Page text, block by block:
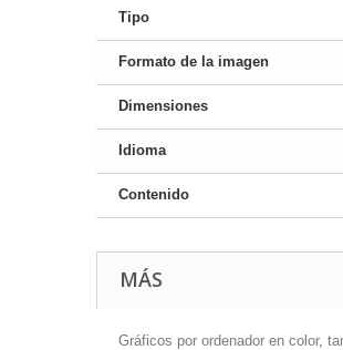
Tipo
Formato de la imagen
Dimensiones
Idioma
Contenido
MÁS
Gráficos por ordenador en color,